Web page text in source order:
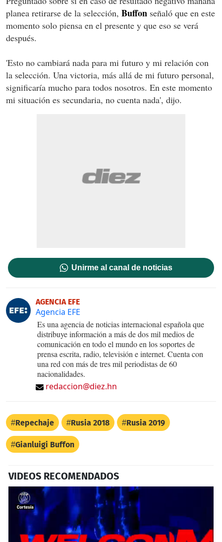
planea retirarse de la selección, Buffon señaló que en este
momento solo piensa en el presente y que eso se verá
después.
'Esto no cambiará nada para mi futuro y mi relación con
la selección. Una victoria, más allá de mi futuro personal,
significaría mucho para todos nosotros. En este momento
mi situación es secundaria, no cuenta nada', dijo.
Unirme al canal de noticias
AGENCIA EFE
Agencia EFE
Es una agencia de noticias internacional española que
distribuye información a más de dos mil medios de
comunicación en todo el mundo en los soportes de
prensa escrita, radio, televisión e internet. Cuenta con
una red con más de tres mil periodistas de 60
nacionalidades.
redaccion@diez.hn
Repechaje Rusia 2018 Rusia 2019
Gianluigi Buffon
VIDEOS RECOMENDADOS